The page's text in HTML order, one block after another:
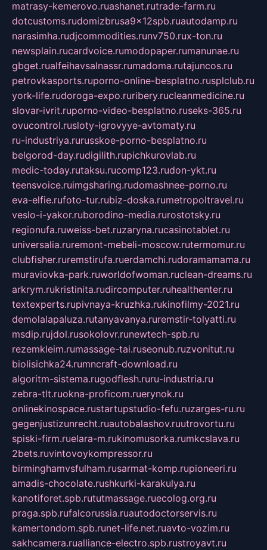
matrasy-kemerovo.ruashanet.rutrade-farm.ru
dotcustoms.rudomizbrusa9x12spb.ruautodamp.ru
narasimha.rudjcommodities.runv750.rux-ton.ru
newsplain.rucardvoice.rumodopaper.rumanunae.ru
gbget.rualfeihavsalnassr.rumadoma.rutajuncos.ru
petrovkasports.ruporno-online-besplatno.rusplclub.ru
york-life.rudoroga-expo.ruribery.rucleanmedicine.ru
slovar-ivrit.ruporno-video-besplatno.ruseks-365.ru
ovucontrol.rusloty-igrovyye-avtomaty.ru
ru-industriya.rurusskoe-porno-besplatno.ru
belgorod-day.rudigilith.rupichkurovlab.ru
medic-today.rutaksu.rucomp123.rudon-ykt.ru
teensvoice.ruimgsharing.rudomashnee-porno.ru
eva-elfie.rufoto-tur.rubiz-doska.rumetropoltravel.ru
veslo-i-yakor.ruborodino-media.rurostotsky.ru
regionufa.ruweiss-bet.ruzaryna.rucasinotablet.ru
universalia.ruremont-mebeli-moscow.rutermomur.ru
clubfisher.ruremstirufa.ruerdamchi.rudoramamama.ru
muraviovka-park.ruworldofwoman.ruclean-dreams.ru
arkrym.rukristinita.rudircomputer.ruhealthenter.ru
textexperts.rupivnaya-kruzhka.rukinofilmy-2021.ru
demolalapaluza.rutanyavanya.ruremstir-tolyatti.ru
msdip.rujdol.rusokolovr.runewtech-spb.ru
rezemkleim.rumassage-tai.ruseonub.ruzvonitut.ru
biolisichka24.rumncraft-download.ru
algoritm-sistema.rugodflesh.ruru-industria.ru
zebra-tlt.ruokna-proficom.ruerynok.ru
onlinekinospace.rustartupstudio-fefu.ruzarges-ru.ru
gegenjustizunrecht.ruautobalashov.ruutrovortu.ru
spiski-firm.ruelara-m.rukinomusorka.rumkcslava.ru
2bets.ruvintovoykompressor.ru
birminghamvsfulham.rusarmat-komp.rupioneeri.ru
amadis-chocolate.rushkurki-karakulya.ru
kanotiforet.spb.rututmassage.ruecolog.org.ru
praga.spb.rufalcorussia.ruautodoctorservis.ru
kamertondom.spb.runet-life.net.ruavto-vozim.ru
sakhcamera.rualliance-electro.spb.rustroyavt.ru